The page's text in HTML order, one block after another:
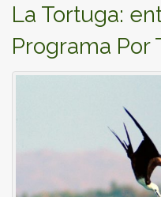
La Tortuga:
Programa Por